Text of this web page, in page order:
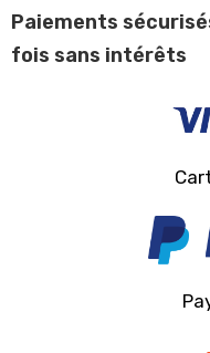
Paiements
fois sans intérêts